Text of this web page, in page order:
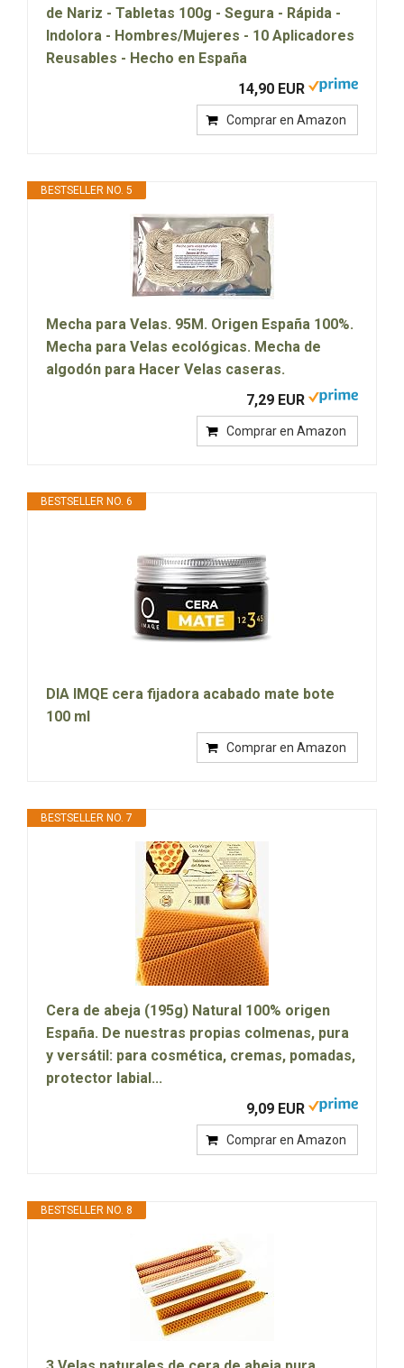
de Nariz - Tabletas 100g - Segura - Rápida -
Indolora - Hombres/Mujeres - 10 Aplicadores
Reusables - Hecho en España
14,90 EUR
Comprar en Amazon
BESTSELLER NO. 5
Mecha para Velas. 95M. Origen España 100%.
Mecha para Velas ecológicas. Mecha de
algodón para Hacer Velas caseras.
7,29 EUR
Comprar en Amazon
BESTSELLER NO. 6
DIA IMQE cera fijadora acabado mate bote
100 ml
Comprar en Amazon
BESTSELLER NO. 7
Cera de abeja (195g) Natural 100% origen
España. De nuestras propias colmenas, pura
y versátil: para cosmética, cremas, pomadas,
protector labial...
9,09 EUR
Comprar en Amazon
BESTSELLER NO. 8